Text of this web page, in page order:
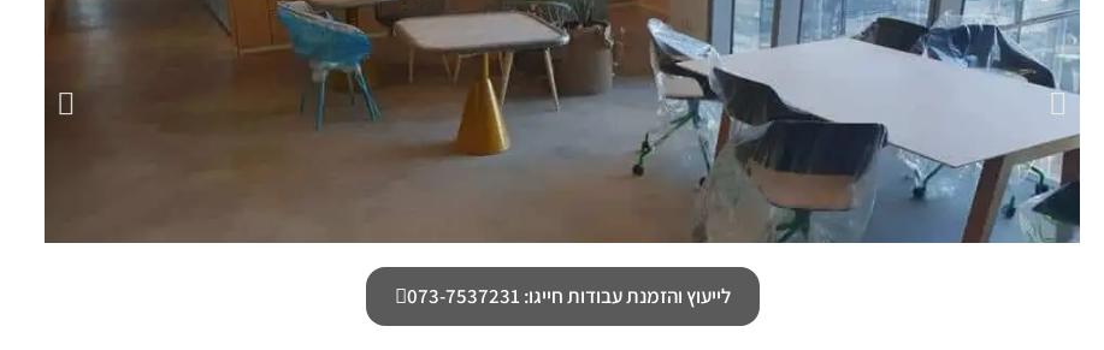
לייעוץ והזמנת עבודות חייגו: 073-7537231